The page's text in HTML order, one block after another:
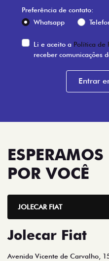
Whatsapp
POR VOCÊ
Jolecar Fiat
Avenida Vicente de Carvalho,
Rio de Janeiro - Rio de Janeiro